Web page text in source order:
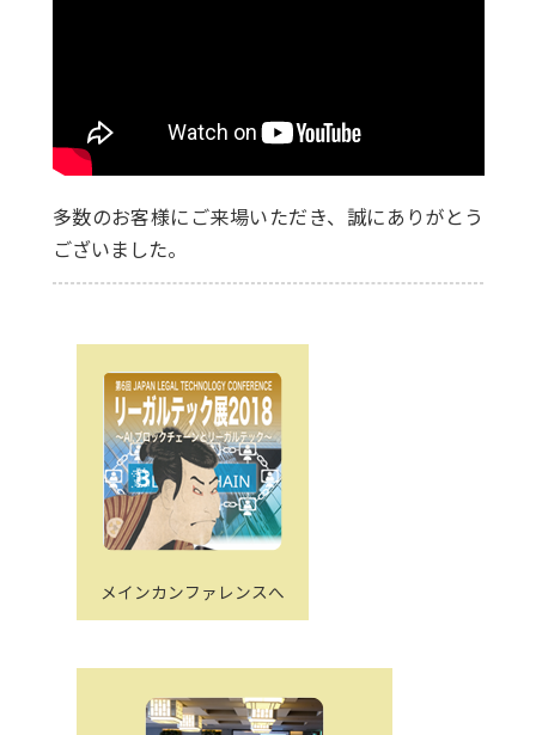
多数のお客様にご来場いただき、誠にありがとう
ございました。
メインカンファレンスへ